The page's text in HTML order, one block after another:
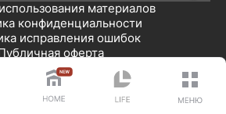
оферта
исправления ошибок
конфиденциальности
материалов
2026 ТОО «EML»